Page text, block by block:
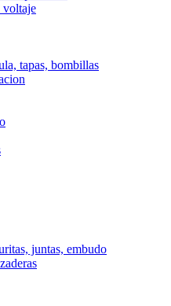
voltaje
tapas, bombillas
juntas, embudo